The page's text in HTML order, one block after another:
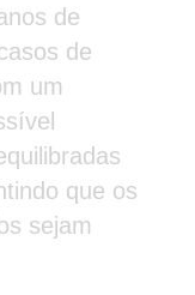
de
de
um
que os
sejam